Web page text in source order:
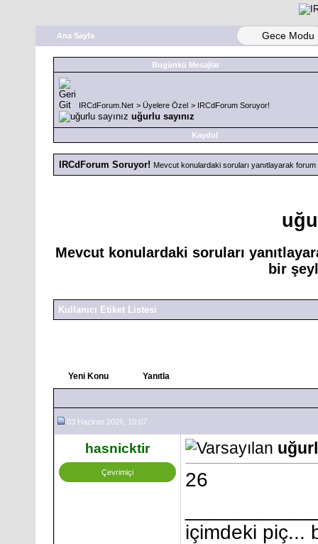
Ana Sayfa Gece Modu
Bugünkü Mesajlar
IRCdForum.Net > Üyelere Özel > IRCdForum Soruyor!
uğurlu sayınız
Kaydol
IRCdForum Soruyor! Mevcut konulardaki soruları yanıtlayarak
Mevcut konulardaki soruları
bir
Kullanıcı Etiket Listesi
Yeni Konu Yanıtla
03 Haziran 2026, 10:07
hasnicktir
Çevrimiçi
26
içimdeki piç...